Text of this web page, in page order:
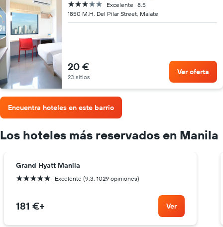
3 estrellas Excelente 8.5
1850 M.H. Del Pilar Street, Malate
20 €
23 sitios
Ver oferta
Encuentra hoteles en este barrio
Los hoteles más reservados en Manila
Grand Hyatt Manila
5 estrellas Excelente (9.3, 1029 opiniones)
181 €+ Ver